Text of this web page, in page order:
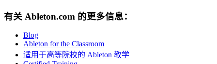
有关 Ableton.com 的更多信息：
Blog
Ableton for the Classroom
适用于高等院校的 Ableton 教学